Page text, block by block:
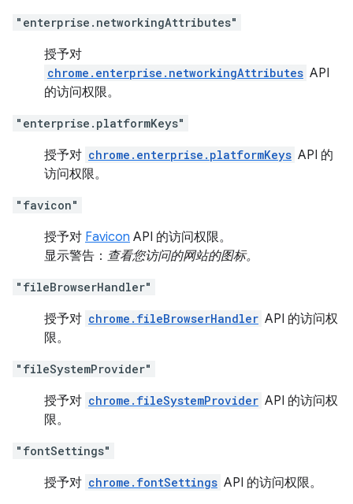
"enterprise.networkingAttributes"
授予对
chrome.enterprise.networkingAttributes API
的访问权限。
"enterprise.platformKeys"
授予对 chrome.enterprise.platformKeys API 的
访问权限。
"favicon"
授予对 Favicon API 的访问权限。
显示警告： 查看您访问的网站的图标。
"fileBrowserHandler"
授予对 chrome.fileBrowserHandler API 的访问权
限。
"fileSystemProvider"
授予对 chrome.fileSystemProvider API 的访问权
限。
"fontSettings"
授予对 chrome.fontSettings API 的访问权限。